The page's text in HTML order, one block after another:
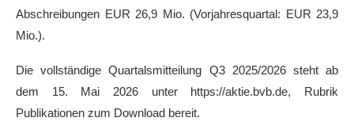
Abschreibungen EUR 26,9 Mio. (Vorjahresquartal: EUR 23,9
Mio.).
Die vollständige Quartalsmitteilung Q3 2025/2026 steht ab
dem 15. Mai 2026 unter https://aktie.bvb.de, Rubrik
Publikationen zum Download bereit.